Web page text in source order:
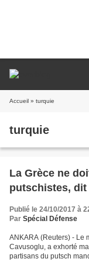
Accueil » turquie
turquie
La Grèce ne
putschistes, dit
Publié le 24/10/2017 à
Par Spécial Défense
ANKARA (Reuters) - Le
Cavusoglu, a exhorté
partisans du putsch